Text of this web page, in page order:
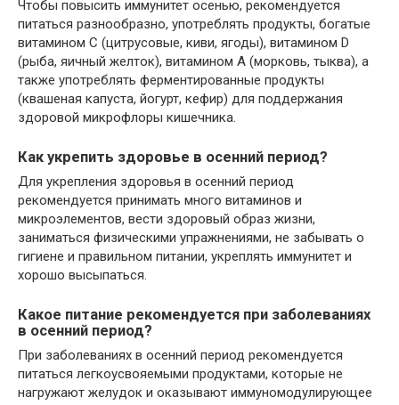
Чтобы повысить иммунитет осенью, рекомендуется
питаться разнообразно, употреблять продукты, богатые
витамином C (цитрусовые, киви, ягоды), витамином D
(рыба, яичный желток), витамином А (морковь, тыква), а
также употреблять ферментированные продукты
(квашеная капуста, йогурт, кефир) для поддержания
здоровой микрофлоры кишечника.
Как укрепить здоровье в осенний период?
Для укрепления здоровья в осенний период
рекомендуется принимать много витаминов и
микроэлементов, вести здоровый образ жизни,
заниматься физическими упражнениями, не забывать о
гигиене и правильном питании, укреплять иммунитет и
хорошо высыпаться.
Какое питание рекомендуется при заболеваниях
в осенний период?
При заболеваниях в осенний период рекомендуется
питаться легкоусвояемыми продуктами, которые не
нагружают желудок и оказывают иммуномодулирующее